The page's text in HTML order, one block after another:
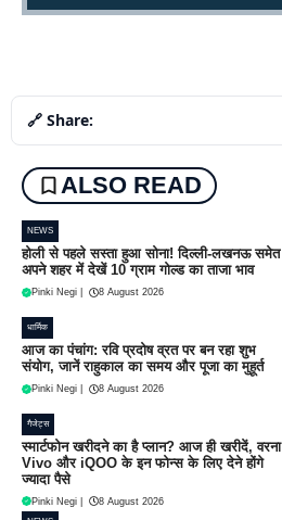
🔗 Share:
ALSO READ
NEWS
होली से पहले सस्ता हुआ सोना! दिल्ली-लखनऊ समेत
अपने शहर में देखें 10 ग्राम गोल्ड का ताजा भाव
Pinki Negi 8 August 2026
धार्मिक
आज का पंचांग: रवि प्रदोष व्रत पर बन रहा शुभ
संयोग, जानें राहुकाल का समय और पूजा का मुहूर्त
Pinki Negi 8 August 2026
गैजेट्स
स्मार्टफोन खरीदने का है प्लान? आज ही खरीदें, वरना
Vivo और iQOO के इन फोन्स के लिए देने होंगे
ज्यादा पैसे
Pinki Negi 8 August 2026